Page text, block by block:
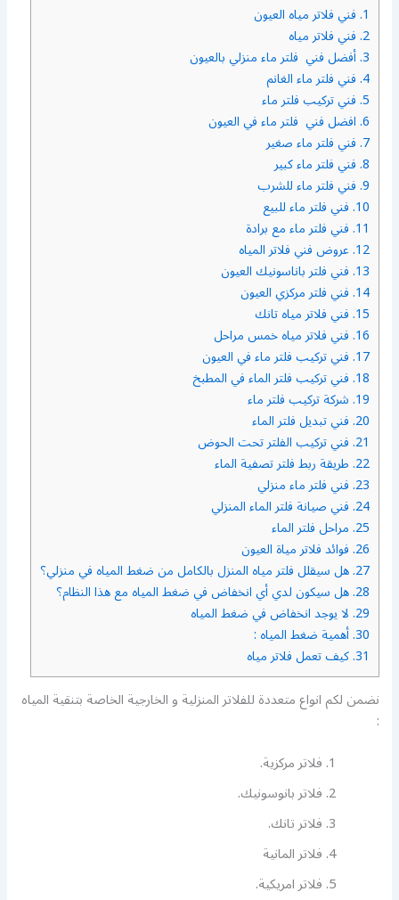
1. فني فلاتر مياه العيون
2. فني فلاتر مياه
3. أفضل فني فلتر ماء منزلي بالعيون
4. فني فلتر ماء الغانم
5. فني تركيب فلتر ماء
6. افضل فني فلتر ماء في العيون
7. فني فلتر ماء صغير
8. فني فلتر ماء كبير
9. فني فلتر ماء للشرب
10. فني فلتر ماء للبيع
11. فني فلتر ماء مع برادة
12. عروض فني فلاتر المياه
13. فني فلتر باناسونيك العيون
14. فني فلتر مركزي العيون
15. فني فلاتر مياه تانك
16. فني فلاتر مياه خمس مراحل
17. فني تركيب فلتر ماء في العيون
18. فني تركيب فلتر الماء في المطبخ
19. شركة تركيب فلتر ماء
20. فني تبديل فلتر الماء
21. فني تركيب الفلتر تحت الحوض
22. طريقة ربط فلتر تصفية الماء
23. فني فلتر ماء منزلي
24. فني صيانة فلتر الماء المنزلي
25. مراحل فلتر الماء
26. فوائد فلاتر مياة العيون
27. هل سيقلل فلتر مياه المنزل بالكامل من ضغط المياه في منزلي؟
28. هل سيكون لدي أي انخفاض في ضغط المياه مع هذا النظام؟
29. لا يوجد انخفاض في ضغط المياه
30. أهمية ضغط المياه :
31. كيف تعمل فلاتر مياه
نضمن لكم انواع متعددة للفلاتر المنزلية و الخارجية الخاصة بتنقية المياه
:
فلاتر مركزية.
فلاتر بانوسونيك.
فلاتر تانك.
فلاتر المانية
فلاتر امريكية.